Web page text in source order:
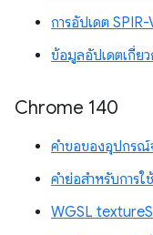
การอัปเดต
ข้อมูลอัปเดตเกี่ย
Chrome 140
คำขอของอุปกรณ์
คำย่อสำหรับกา
WGSL